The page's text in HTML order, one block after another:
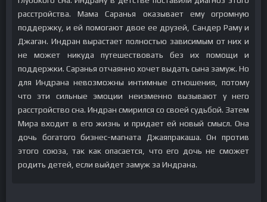
расстройства. Мама Саранья оказывает ему огромную
поддержку, и ей помогают двое ее друзей, Сандер Раму и
Джаган. Индран вырастает полностью зависимым от них и
не может никуда путешествовать без их помощи и
поддержки. Саранья отчаянно хочет выдать сына замуж. Но
для Индрана невозможны интимные отношения, потому
что эти сильные эмоции неизменно вызывают у него
расстройство сна. Индран смирился со своей судьбой. Затем
Мира входит в его жизнь и придает ей новый смысл. Она
дочь богатого бизнес-магната Джаяпракаша. Он против
этого союза, так как опасается, что его дочь не сможет
родить детей, если выйдет замуж за Индрана.